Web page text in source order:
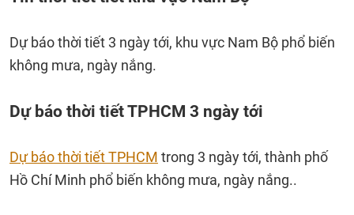
Dự báo thời tiết 3 ngày tới, khu vực Nam Bộ phổ biến
không mưa, ngày nắng.
Dự báo thời tiết TPHCM 3 ngày tới
Dự báo thời tiết TPHCM trong 3 ngày tới, thành phố
Hồ Chí Minh phổ biến không mưa, ngày nắng..